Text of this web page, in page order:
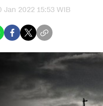
2022 15:53 WIB